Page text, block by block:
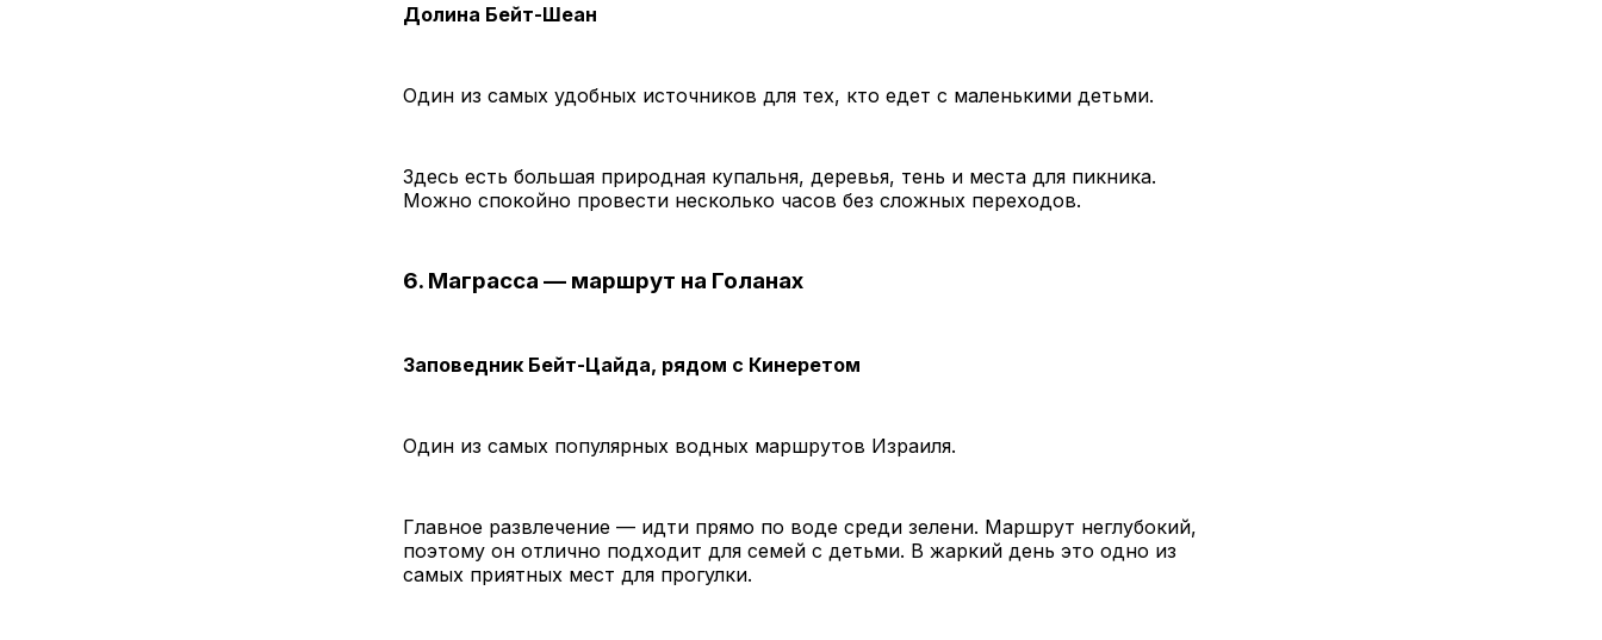
Долина Бейт-Шеан
Один из самых удобных источников для тех, кто едет с маленькими детьми.
Здесь есть большая природная купальня, деревья, тень и места для пикника.
Можно спокойно провести несколько часов без сложных переходов.
6. Маграсса — маршрут на Голанах
Заповедник Бейт-Цайда, рядом с Кинеретом
Один из самых популярных водных маршрутов Израиля.
Главное развлечение — идти прямо по воде среди зелени. Маршрут неглубокий,
поэтому он отлично подходит для семей с детьми. В жаркий день это одно из
самых приятных мест для прогулки.